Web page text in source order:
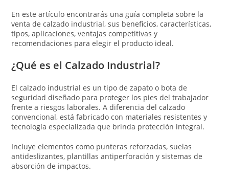
En este artículo encontrarás una guía completa sobre la
venta de calzado industrial, sus beneficios, características,
tipos, aplicaciones, ventajas competitivas y
recomendaciones para elegir el producto ideal.
¿Qué es el Calzado Industrial?
El calzado industrial es un tipo de zapato o bota de
seguridad diseñado para proteger los pies del trabajador
frente a riesgos laborales. A diferencia del calzado
convencional, está fabricado con materiales resistentes y
tecnología especializada que brinda protección integral.
Incluye elementos como punteras reforzadas, suelas
antideslizantes, plantillas antiperforación y sistemas de
absorción de impactos.